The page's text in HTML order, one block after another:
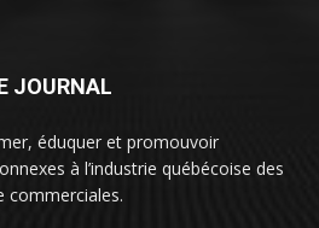
JOURNAL
éduquer et promouvoir
à l’industrie québécoise des
commerciales.